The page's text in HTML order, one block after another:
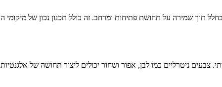
תוך שמירה על תחושת פתיחות ומרחב. זה כולל תכנון נכון של מיקומי
ניטרליים כמו לבן, אפור ושחור יכולים ליצור תחושה של